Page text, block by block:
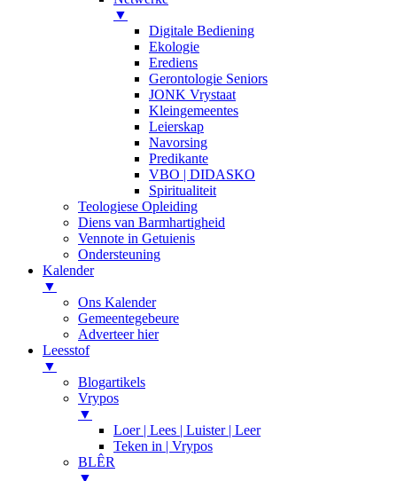
▼
Digitale Bediening
Ekologie
Erediens
Gerontologie Seniors
JONK Vrystaat
Kleingemeentes
Leierskap
Navorsing
Predikante
VBO | DIDASKO
Spiritualiteit
Teologiese Opleiding
Diens van Barmhartigheid
Vennote in Getuienis
Ondersteuning
Kalender
▼
Ons Kalender
Gemeentegebeure
Adverteer hier
Leesstof
▼
Blogartikels
Vrypos
▼
Loer | Lees | Luister | Leer
Teken in | Vrypos
BLÊR
▼